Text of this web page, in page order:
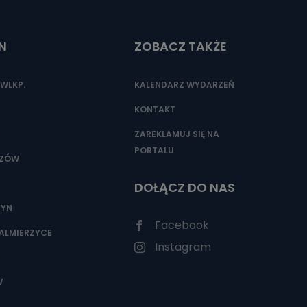
ZOBACZ TAKŻE
KALENDARZ WYDARZEŃ
KONTAKT
ZAREKLAMUJ SIĘ NA
PORTALU
DOŁĄCZ DO NAS
Facebook
Instagram